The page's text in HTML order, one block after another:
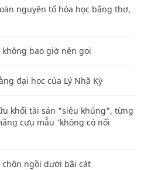
nguyên tố hóa học bằng thơ,
bao giờ nên gọi
đại học của Lý Nhã Kỳ
khối tài sản "siêu khủng", từng
cựu mẫu 'không có nổi
ngồi dưới bãi cát